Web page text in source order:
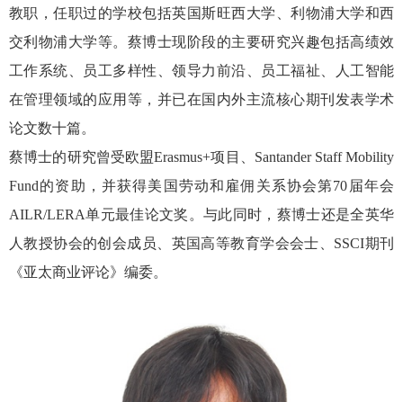
教职，任职过的学校包括英国斯旺西大学、利物浦大学和西
交利物浦大学等。蔡博士现阶段的主要研究兴趣包括高绩效
工作系统、员工多样性、领导力前沿、员工福祉、人工智能
在管理领域的应用等，并已在国内外主流核心期刊发表学术
论文数十篇。
蔡博士的研究曾受欧盟Erasmus+项目、 Santander Staff Mobility
Fund的资助，并获得美国劳动和雇佣关系协会第70 届年会
AILR/LERA单元最佳论文奖。与此同时，蔡博士还是全英华
人教授协会的创会成员、英国高等教育学会会士、 SSCI期刊
《亚太商业评论》编委。